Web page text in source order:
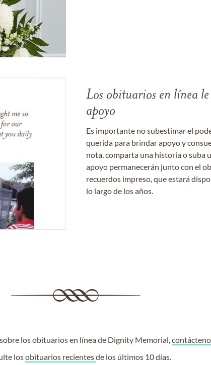
Los obituarios en línea
apoyo
Es importante no subestimar el
querida para brindar apoyo y
nota, comparta una historia o suba
apoyo permanecerán junto con el
recuerdos impreso, que estará
lo largo de los años.
los obituarios en línea de Dignity Memorial,
losobituarios recientesde los últimos 10 días.